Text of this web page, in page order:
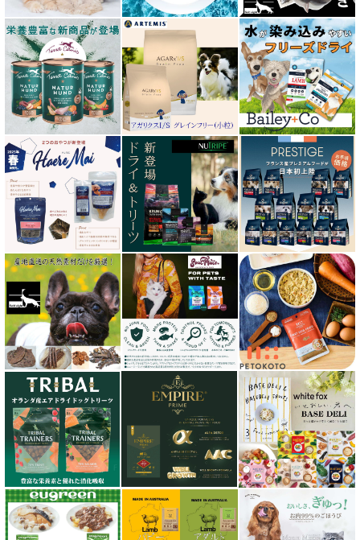
オージー ラム プラス Aussie Lamb Plus
カントリーロード Country Roads
キアオラ kiaora
キャノフィラ
グリーンフィッシュ GreenFish
ケリーアンドコー Kelly＆Co’s
サンデーペッツ Sunday Pets
サンユー研究所
シェフ SHEF
シグネチャー７（Signature7）正規輸入品
シシア Schesir
獣医さん推奨シリーズ
シルクフル SILKFULL
ジーランディア Zealandia
スマイリー Smiley